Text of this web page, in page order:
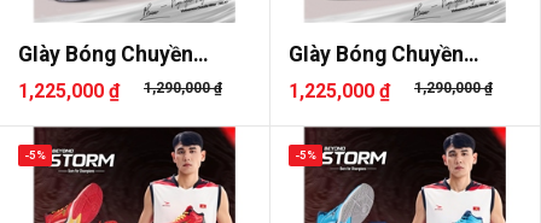
GIày Bóng Chuyền
Beyono Stor..
1,225,000 ₫ 1,290,000 ₫
GIày Bóng Chuyền
Beyono Stor..
1,225,000 ₫ 1,290,000 ₫
-5% -5%